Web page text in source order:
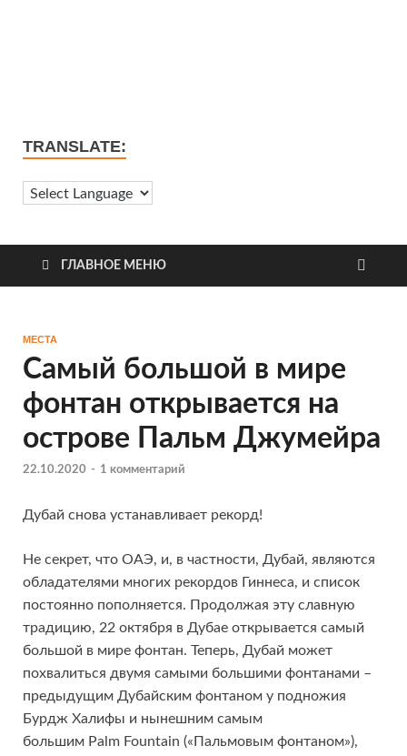
TRANSLATE:
ГЛАВНОЕ МЕНЮ
МЕСТА
Самый большой в мире
фонтан открывается на
острове Пальм Джумейра
22.10.2020 - 1 комментарий
Дубай снова устанавливает рекорд!
Не секрет, что ОАЭ, и, в частности, Дубай, являются
обладателями многих рекордов Гиннеса, и список
постоянно пополняется. Продолжая эту славную
традицию, 22 октября в Дубае открывается самый
большой в мире фонтан. Теперь, Дубай может
похвалиться двумя самыми большими фонтанами –
предыдущим Дубайским фонтаном у подножия
Бурдж Халифы и нынешним самым
большим Palm Fountain («Пальмовым фонтаном»),